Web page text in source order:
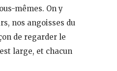
mêmes. On y
nos angoisses du
de regarder le
large, et chacun